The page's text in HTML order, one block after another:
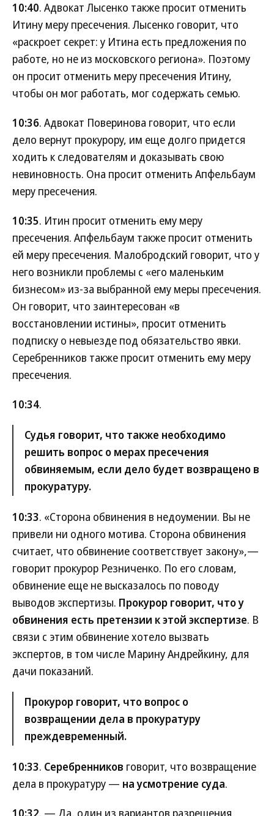
10:40. Адвокат Лысенко также просит отменить
Итину меру пресечения. Лысенко говорит, что
«раскроет секрет: у Итина есть предложения по
работе, но не из московского региона». Поэтому
он просит отменить меру пресечения Итину,
чтобы он мог работать, мог содержать семью.
10:36. Адвокат Поверинова говорит, что если
дело вернут прокурору, им еще долго придется
ходить к следователям и доказывать свою
невиновность. Она просит отменить Апфельбаум
меру пресечения.
10:35. Итин просит отменить ему меру
пресечения. Апфельбаум также просит отменить
ей меру пресечения. Малобродский говорит, что у
него возникли проблемы с «его маленьким
бизнесом» из-за выбранной ему меры пресечения.
Он говорит, что заинтересован «в
восстановлении истины», просит отменить
подписку о невыезде под обязательство явки.
Серебренников также просит отменить ему меру
пресечения.
10:34.
Судья говорит, что также необходимо
решить вопрос о мерах пресечения
обвиняемым, если дело будет возвращено в
прокуратуру.
10:33. «Сторона обвинения в недоумении. Вы не
привели ни одного мотива. Сторона обвинения
считает, что обвинение соответствует закону»,—
говорит прокурор Резниченко. По его словам,
обвинение еще не высказалось по поводу
выводов экспертизы. Прокурор говорит, что у
обвинения есть претензии к этой экспертизе. В
связи с этим обвинение хотело вызвать
экспертов, в том числе Марину Андрейкину, для
дачи показаний.
Прокурор говорит, что вопрос о
возвращении дела в прокуратуру
преждевременный.
10:33. Серебренников говорит, что возвращение
дела в прокуратуру — на усмотрение суда.
10:32. — Да, один из вариантов разрешения